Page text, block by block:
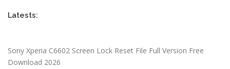
Latests:
Sony Xperia C6602 Screen Lock Reset File Full Version Free
Download 2026